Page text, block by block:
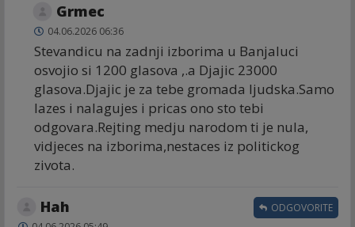
Grmec
04.06.2026 06:36
Stevandicu na zadnji izborima u Banjaluci
osvojio si 1200 glasova ,.a Djajic 23000
glasova.Djajic je za tebe gromada ljudska.Samo
lazes i nalagujes i pricas ono sto tebi
odgovara.Rejting medju narodom ti je nula,
vidjeces na izborima,nestaces iz politickog
zivota.
Hah ODGOVORITE